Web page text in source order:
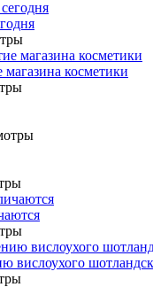
магазина косметики
вислоухого